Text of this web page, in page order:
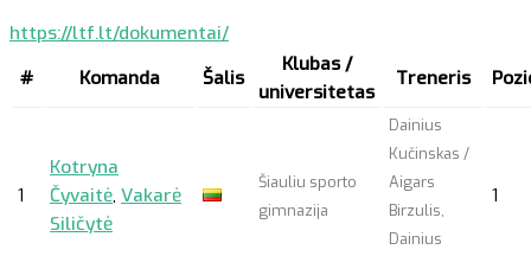
https://ltf.lt/dokumentai/
#
Komanda Šalis
Klubas /
universitetas
Treneris
1
Kotryna
Čyvaitė, Vakarė
Siličytė
Šiauliu sporto
gimnazija
Dainius
Kučinskas /
Aigars
Birzulis,
Dainius
1